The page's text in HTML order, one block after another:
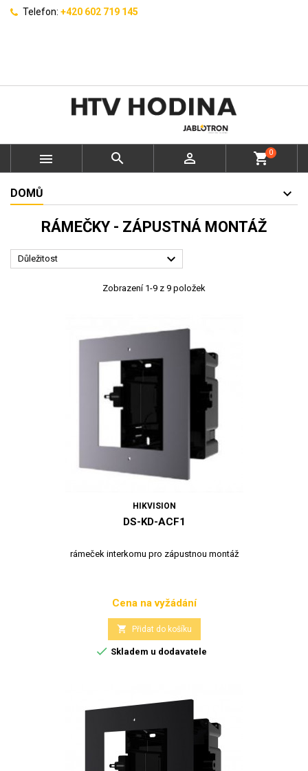
Telefon: +420 602 719 145
   shopping_cart0
DOMŮ
RÁMEČKY - ZÁPUSTNÁ MONTÁŽ
Důležitost 
Zobrazení 1-9 z 9 položek
HIKVISION
DS-KD-ACF1
rámeček interkomu pro zápustnou montáž
Cena
Cena na vyžádání
 Přidat do košíku
 Skladem u dodavatele